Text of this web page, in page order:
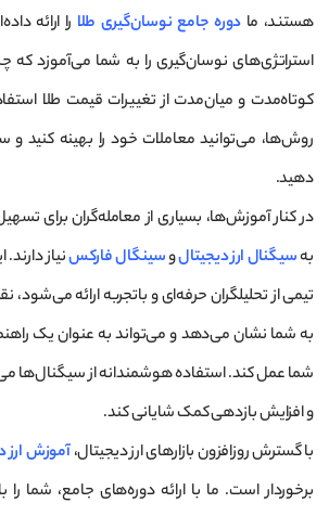
هستند، ما دوره جامع نوسان‌گیری طلا را ارائه
استراتژی‌های نوسان‌گیری را به شما می‌آموزد که
کوتاه‌مدت و میان‌مدت از تغییرات قیمت طلا
روش‌ها، می‌توانید معاملات خود را بهینه کنید و
دهید.
در کنار آموزش‌ها، بسیاری از معامله‌گران برای
بهسیگنال ارز دیجیتالوسینگال فارکسنیاز
تیمی از تحلیلگران حرفه‌ای و باتجربه ارائه می‌شود،
به شما نشان می‌دهد و می‌تواند به عنوان یک
شما عمل کند. استفاده هوشمندانه از سیگنال‌ها
و افزایش بازدهی کمک شایانی کند.
با گسترش روزافزون بازارهای ارز دیجیتال،آموزش ارز
برخوردار است. ما با ارائه دوره‌های جامع، شما را